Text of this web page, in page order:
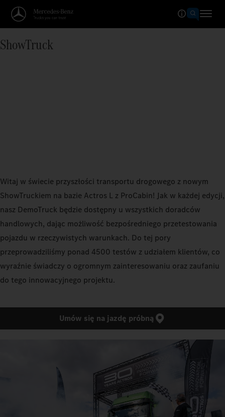
ShowTruck
Witaj w świecie przyszłości transportu drogowego z nowym
ShowTruckiem na bazie Actros L z ProCabin! Jak w każdej edycji,
nasz DemoTruck będzie dostępny u wszystkich doradców
handlowych, dając możliwość bezpośredniego przetestowania
pojazdu w rzeczywistych warunkach. Do tej pory
przeprowadziliśmy ponad 4500 testów z udziałem klientów, co
wyraźnie świadczy o ogromnym zainteresowaniu oraz zaufaniu
do tego innowacyjnego projektu.
Umów się na jazdę próbną